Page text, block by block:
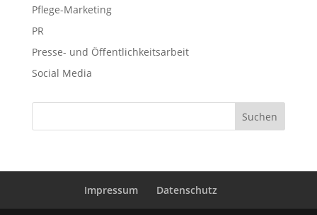
Pflege-Marketing
PR
Presse- und Öffentlichkeitsarbeit
Social Media
Impressum Datenschutz